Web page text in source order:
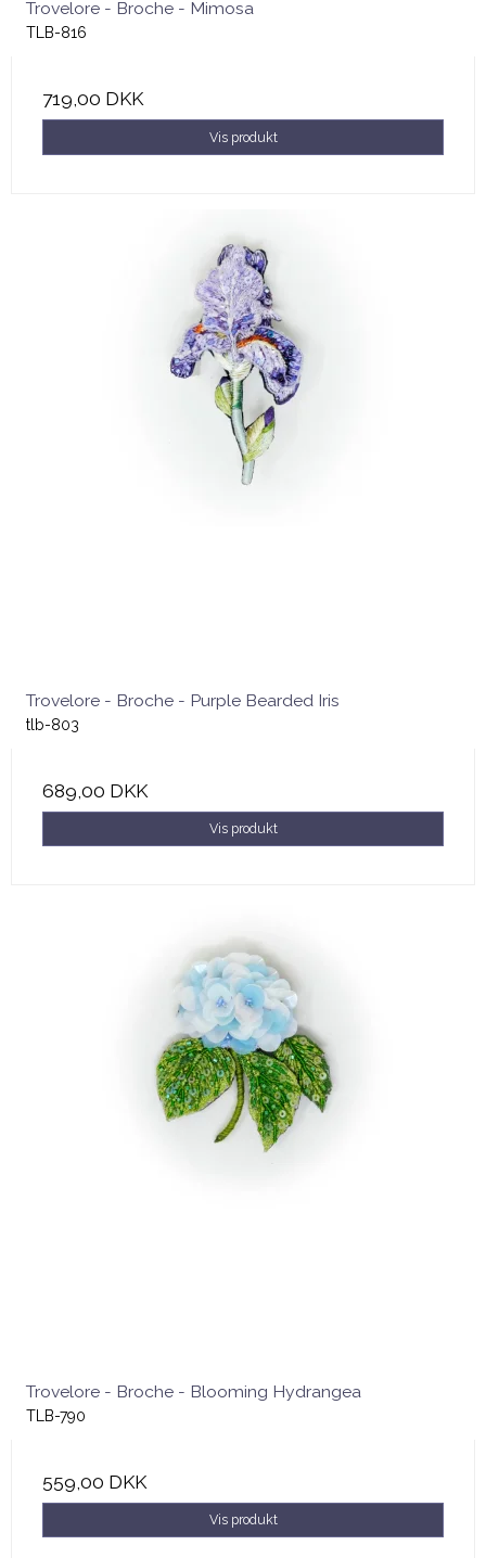
Trovelore - Broche - Mimosa
TLB-816
719,00 DKK
Vis produkt
Trovelore - Broche - Purple Bearded Iris
tlb-803
689,00 DKK
Vis produkt
Trovelore - Broche - Blooming Hydrangea
TLB-790
559,00 DKK
Vis produkt